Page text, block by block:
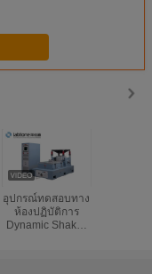
อุปกรณ์ทดสอบทาง
ห้องปฏิบัติการ
Dynamic Shaker